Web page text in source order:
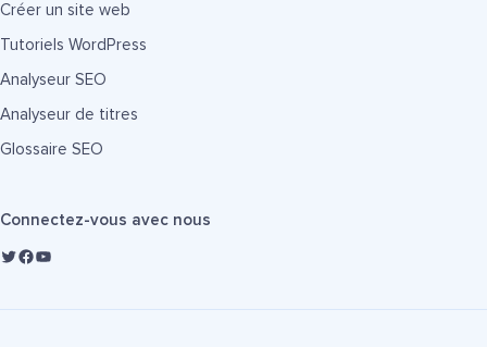
Créer un site web
Tutoriels WordPress
Analyseur SEO
Analyseur de titres
Glossaire SEO
Connectez-vous avec nous